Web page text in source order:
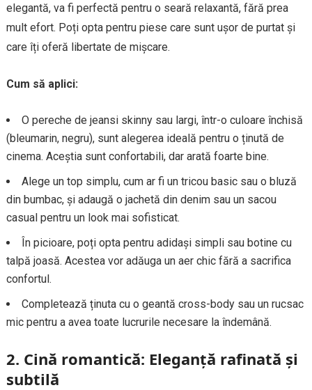
elegantă, va fi perfectă pentru o seară relaxantă, fără prea
mult efort. Poți opta pentru piese care sunt ușor de purtat și
care îți oferă libertate de mișcare.
Cum să aplici:
O pereche de jeansi skinny sau largi, într-o culoare închisă
(bleumarin, negru), sunt alegerea ideală pentru o ținută de
cinema. Aceștia sunt confortabili, dar arată foarte bine.
Alege un top simplu, cum ar fi un tricou basic sau o bluză
din bumbac, și adaugă o jachetă din denim sau un sacou
casual pentru un look mai sofisticat.
În picioare, poți opta pentru adidași simpli sau botine cu
talpă joasă. Acestea vor adăuga un aer chic fără a sacrifica
confortul.
Completează ținuta cu o geantă cross-body sau un rucsac
mic pentru a avea toate lucrurile necesare la îndemână.
2. Cină romantică: Eleganță rafinată și
subtilă